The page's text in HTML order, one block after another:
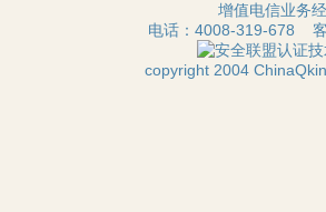
增值电信业务
电话：4008-319-678
copyright 2004